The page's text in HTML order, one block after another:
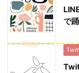
で